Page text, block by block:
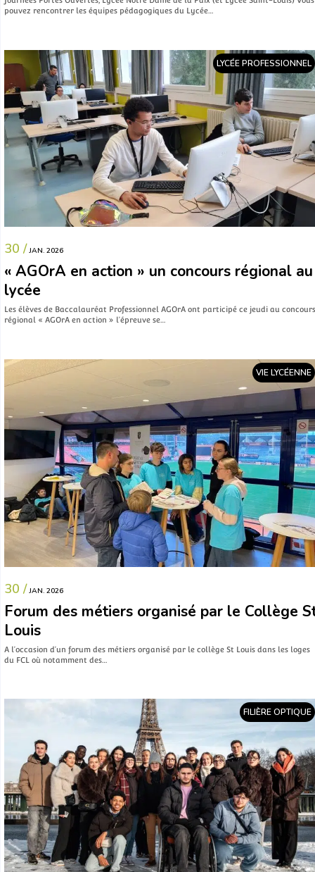
pouvez rencontrer les équipes pédagogiques du Lycée…
LYCÉE PROFESSIONNEL
30 / JAN. 2026
« AGOrA en action » un concours régional au
lycée
Les élèves de Baccalauréat Professionnel AGOrA ont participé ce jeudi au concours
régional « AGOrA en action » l’épreuve se…
VIE LYCÉENNE
30 / JAN. 2026
Forum des métiers organisé par le Collège
Louis
A l’occasion d’un forum des métiers organisé par le collège St Louis dans les loges
du FCL où notamment des…
FILIÈRE OPTIQUE